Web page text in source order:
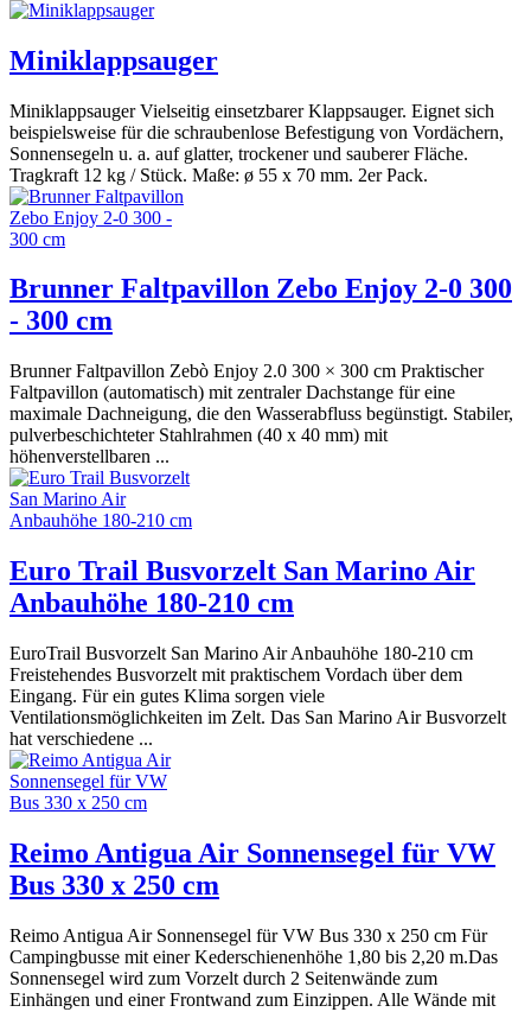
Miniklappsauger
Miniklappsauger Vielseitig einsetzbarer Klappsauger. Eignet sich
beispielsweise für die schraubenlose Befestigung von Vordächern,
Sonnensegeln u. a. auf glatter, trockener und sauberer Fläche.
Tragkraft 12 kg / Stück. Maße: ø 55 x 70 mm. 2er Pack.
Brunner Faltpavillon Zebo Enjoy 2-0 300
- 300 cm
Brunner Faltpavillon Zebò Enjoy 2.0 300 × 300 cm Praktischer
Faltpavillon (automatisch) mit zentraler Dachstange für eine
maximale Dachneigung, die den Wasserabfluss begünstigt. Stabiler,
pulverbeschichteter Stahlrahmen (40 x 40 mm) mit
höhenverstellbaren ...
Euro Trail Busvorzelt San Marino Air
Anbauhöhe 180-210 cm
EuroTrail Busvorzelt San Marino Air Anbauhöhe 180-210 cm
Freistehendes Busvorzelt mit praktischem Vordach über dem
Eingang. Für ein gutes Klima sorgen viele
Ventilationsmöglichkeiten im Zelt. Das San Marino Air Busvorzelt
hat verschiedene ...
Reimo Antigua Air Sonnensegel für VW
Bus 330 x 250 cm
Reimo Antigua Air Sonnensegel für VW Bus 330 x 250 cm Für
Campingbusse mit einer Kederschienenhöhe 1,80 bis 2,20 m.Das
Sonnensegel wird zum Vorzelt durch 2 Seitenwände zum
Einhängen und einer Frontwand zum Einzippen. Alle Wände mit